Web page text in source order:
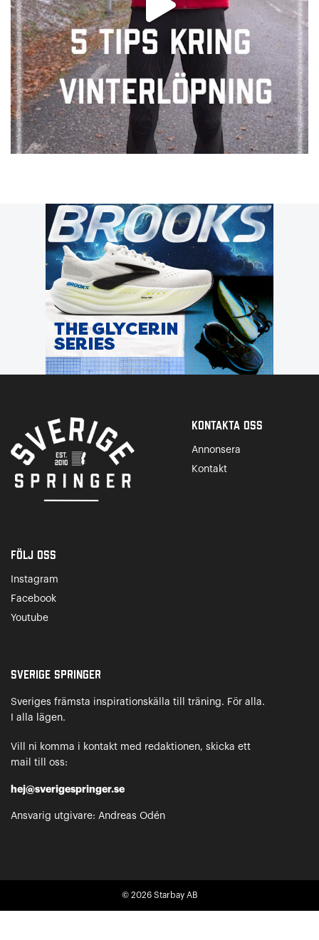
Kontakta Oss
Annonsera
Kontakt
Följ oss
Instagram
Facebook
Youtube
Sverige Springer
Sveriges främsta inspirationskälla till träning. För alla.
I alla lägen.
Vill ni komma i kontakt med redaktionen, skicka ett
mail till oss:
hej@sverigespringer.se
Ansvarig utgivare: Andreas Odén
© 2026 Starbay AB